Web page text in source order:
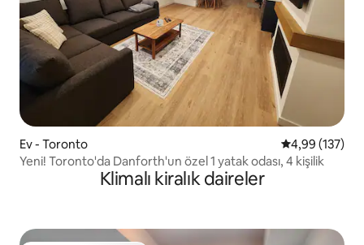
Ev - Toronto 5 üzerinden
4,99 (137)
Yeni! Toronto'da Danforth'un özel 1 yatak odası, 4 kişilik
Klimalı kiralık daireler